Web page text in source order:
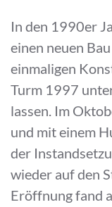
In den 1990er
einen neuen
einmaligen
Turm 1997
lassen. Im
und mit einem
der
wieder auf den
Eröffnung fand